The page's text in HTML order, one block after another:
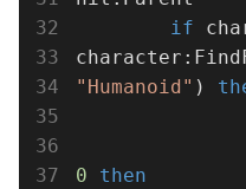
if
"Humanoid" )
0
then